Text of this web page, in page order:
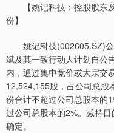
【姚记科技：控股股东
份】
姚记科技(002605.SZ)公
斌及其一致行动人计划自公
内，通过集中竞价或大宗交
12,524,155股，占公司总股
份合计不超过公司总股本的
过公司总股本的2%。减持
确定。